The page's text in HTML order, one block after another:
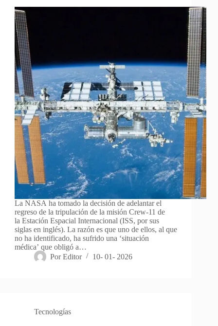
La NASA ha tomado la decisión de adelantar el
regreso de la tripulación de la misión Crew-11 de
la Estación Espacial Internacional (ISS, por sus
siglas en inglés). La razón es que uno de ellos, al que
no ha identificado, ha sufrido una ‘situación
médica’ que obligó a…
Por Editor 10- 01- 2026
Tecnologías